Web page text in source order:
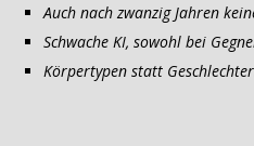
Auch nach zwanzig Jahren
Schwache KI, sowohl bei
Körpertypen statt